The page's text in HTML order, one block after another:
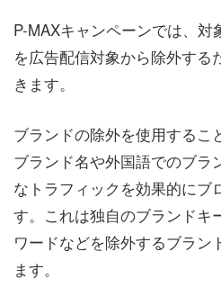
P-MAXキャンペーンでは、
を広告配信対象から除外する
きます。
ブランドの除外を使用するこ
ブランド名や外国語でのブラ
なトラフィックを効果的にブ
す。これは独自のブランドキ
ワードなどを除外するブラン
ます。